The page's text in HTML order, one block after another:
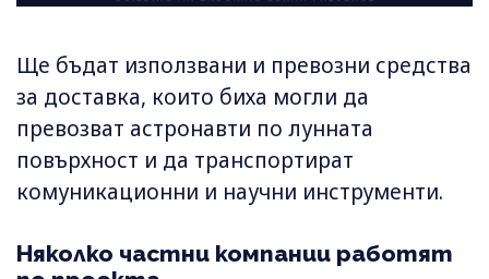
Ще бъдат използвани и превозни средства
за доставка, които биха могли да
превозват астронавти по лунната
повърхност и да транспортират
комуникационни и научни инструменти.
Няколко частни компании работят